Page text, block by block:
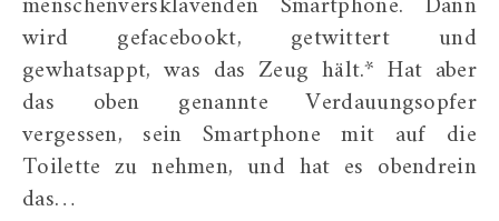
wird gefacebookt, getwittert und
gewhatsappt, was das Zeug hält.* Hat aber
das oben genannte Verdauungsopfer
vergessen, sein Smartphone mit auf die
Toilette zu nehmen, und hat es obendrein
das…